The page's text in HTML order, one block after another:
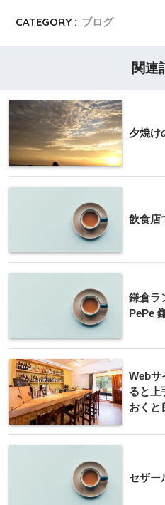
CATEGORY : ブログ
関連
夕焼け
飲食店
鎌倉ラ
PePe
Webサ
ると上
おくと
セザー